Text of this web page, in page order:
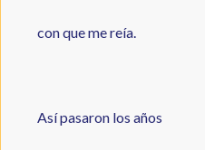
con que me reía.
Así pasaron los años